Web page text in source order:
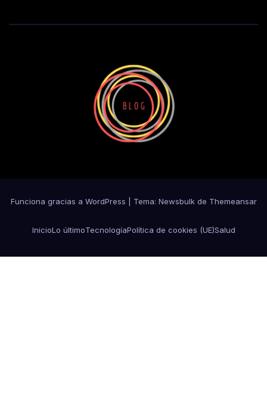
Funciona gracias a WordPress Tema: Newsbulkde Themeansar
InicioLo últimoTecnologíaPolítica de cookies (UE)Salud